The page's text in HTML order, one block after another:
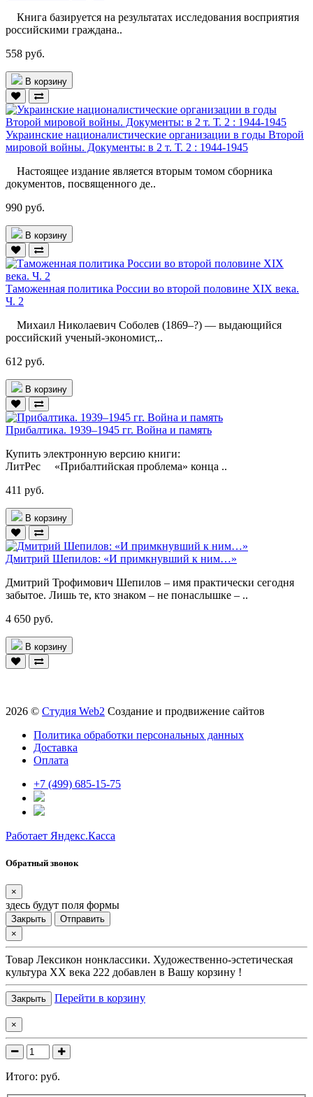
Книга базируется на результатах исследования восприятия
российскими граждана..
558 руб.
В корзину
Украинские националистические организации в годы Второй
мировой войны. Документы: в 2 т. Т. 2 : 1944-1945
Настоящее издание является вторым томом сборника
документов, посвященного де..
990 руб.
В корзину
Таможенная политика России во второй половине XIX века.
Ч. 2
Михаил Николаевич Соболев (1869–?) — выдающийся
российский ученый-экономист,..
612 руб.
В корзину
Прибалтика. 1939–1945 гг. Война и память
Купить электронную версию книги:
ЛитРес «Прибалтийская проблема» конца ..
411 руб.
В корзину
Дмитрий Шепилов: «И примкнувший к ним…»
Дмитрий Трофимович Шепилов – имя практически сегодня
забытое. Лишь те, кто знаком – не понаслышке – ..
4 650 руб.
В корзину
2026 © Студия Web2 Создание и продвижение сайтов
Политика обработки персональных данных
Доставка
Оплата
+7 (499) 685-15-75
Работает Яндекс.Касса
Обратный звонок
×
здесь будут поля формы
Закрыть
Отправить
×
Товар Лексикон нонклассики. Художественно-эстетическая
культура XX века 222 добавлен в Вашу корзину !
Закрыть Перейти в корзину
×
Итого: руб.